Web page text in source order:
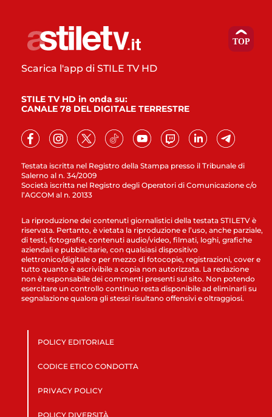
Testata iscritta nel Registro della Stampa presso il Tribunale di
Salerno al n. 34/2009
Società iscritta nel Registro degli Operatori di Comunicazione c/o
l’AGCOM al n. 20133
Scarica l'app di STILE TV HD
STILE TV HD in onda su:
CANALE 78 DEL DIGITALE TERRESTRE
La riproduzione dei contenuti giornalistici della testata STILETV è
riservata. Pertanto, è vietata la riproduzione e l’uso, anche parziale,
di testi, fotografie, contenuti audio/video, filmati, loghi, grafiche
aziendali e pubblicitarie, con qualsiasi dispositivo
elettronico/digitale o per mezzo di fotocopie, registrazioni, cover e
tutto quanto è ascrivibile a copia non autorizzata. La redazione
non è responsabile dei commenti presenti sul sito. Non potendo
esercitare un controllo continuo resta disponibile ad eliminarli su
segnalazione qualora gli stessi risultano offensivi e oltraggiosi.
POLICY EDITORIALE
CODICE ETICO CONDOTTA
PRIVACY POLICY
POLICY DIVERSITÀ